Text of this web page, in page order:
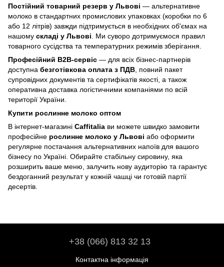
Постійний товарний резерв у Львові — альтернативне
молоко в стандартних промислових упаковках (коробки по 6
або 12 літрів) завжди підтримується в необхідних об'ємах на
нашому складі у Львові. Ми суворо дотримуємося правил
товарного сусідства та температурних режимів зберігання.
Професійний B2B-сервіс — для всіх бізнес-партнерів
доступна безготівкова оплата з ПДВ, повний пакет
супровідних документів та сертифікатів якості, а також
оперативна доставка логістичними компаніями по всій
території України.
Купити рослинне молоко оптом
В інтернет-магазині Caffitalia ви можете швидко замовити
професійне рослинне молоко у Львові або оформити
регулярне постачання альтернативних напоїв для вашого
бізнесу по Україні. Обирайте стабільну сировину, яка
розширить ваше меню, залучить нову аудиторію та гарантує
бездоганний результат у кожній чашці чи готовій партії
десертів.
+38 (066) 813 32 13
Контактна інформація